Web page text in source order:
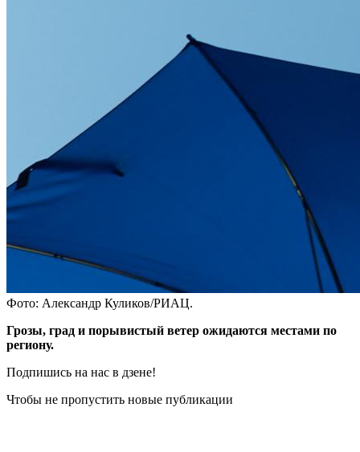
Фото: Александр Куликов/РИАЦ.
Грозы, град и порывистый ветер ожидаются местами по
региону.
Подпишись на нас в дзене!
Чтобы не пропустить новые публикации